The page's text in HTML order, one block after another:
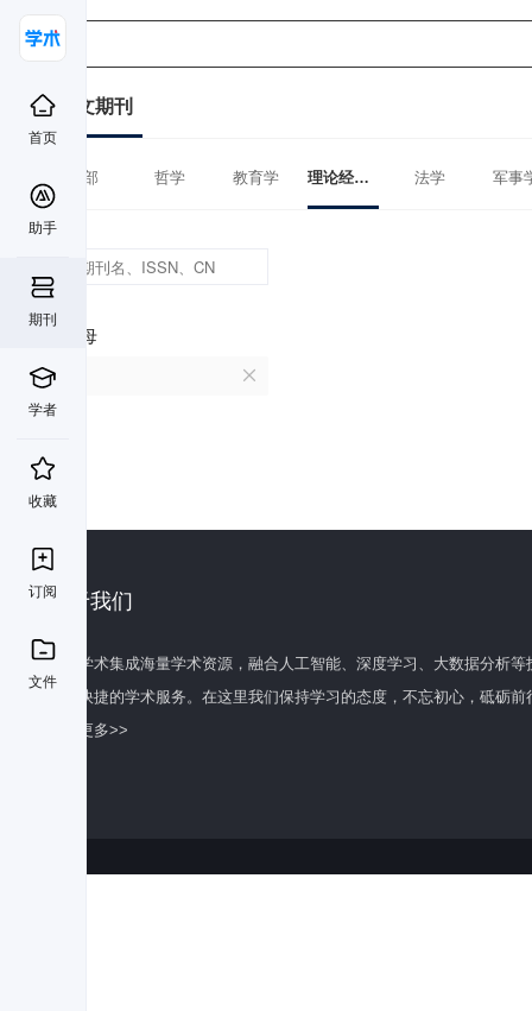
首页
助手
期刊
学者
收藏
订阅
文件
中文期刊
全部 哲学 教育学 理论经济学 法学 军事
首字母
V
关于我们
百度学术集成海量学术资源，融合人工智能、深度学习、大数据分析
全面快捷的学术服务。在这里我们保持学习的态度，不忘初心，砥砺前
了解更多>>